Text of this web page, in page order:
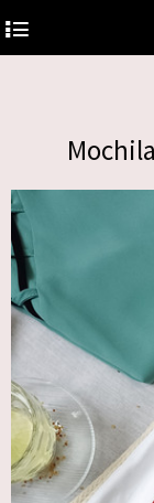
https://
home/
4